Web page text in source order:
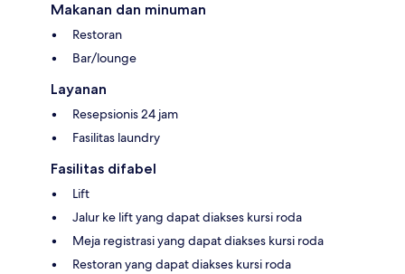
Makanan dan minuman
Restoran
Bar/lounge
Layanan
Resepsionis 24 jam
Fasilitas laundry
Fasilitas difabel
Lift
Jalur ke lift yang dapat diakses kursi roda
Meja registrasi yang dapat diakses kursi roda
Restoran yang dapat diakses kursi roda